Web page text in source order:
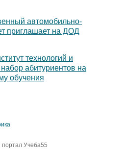
автомобильно-
приглашает на ДОД
технологий и
абитуриентов на
обучения
Учеба55